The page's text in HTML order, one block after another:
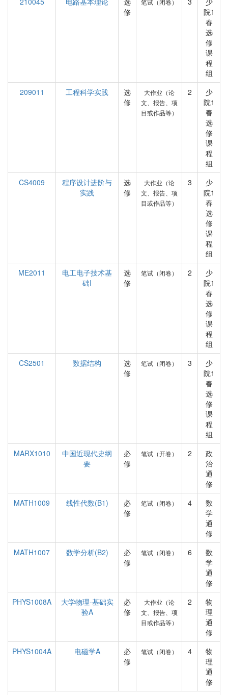
修
笔试（闭卷）
院1
春
选
修
课
程
组
209011
工程科学实践
选
修
大作业（论
文、报告、项
目或作品等）
2
少
院1
春
选
修
课
程
组
CS4009
程序设计进阶与
实践
选
修
大作业（论
文、报告、项
目或作品等）
3
少
院1
春
选
修
课
程
组
ME2011
电工电子技术基
础I
选
修
笔试（闭卷） 2
少
院1
春
选
修
课
程
组
CS2501
数据结构
选
修
笔试（闭卷） 3
少
院1
春
选
修
课
程
组
MARX1010
中国近现代史纲
要
必
修
笔试（开卷） 2
政
治
通
修
MATH1009
线性代数(B1)
必
修
笔试（闭卷） 4
数
学
通
修
MATH1007
数学分析(B2)
必
修
笔试（闭卷） 6
数
学
通
修
PHYS1008A
大学物理-基础实
验A
必
修
大作业（论
文、报告、项
目或作品等）
2
物
理
通
修
PHYS1004A
电磁学A
必
修
笔试（闭卷） 4
物
理
通
修